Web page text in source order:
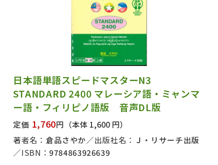
日本語単語スピードマスターN3
STANDARD 2400 マレーシア語・ミャンマ
ー語・フィリピノ語版 音声DL版
定価 1,760円 （本体 1,600 円）
著者名： 倉品さやか 出版社名： Ｊ・リサーチ出版
ISBN：9784863926639